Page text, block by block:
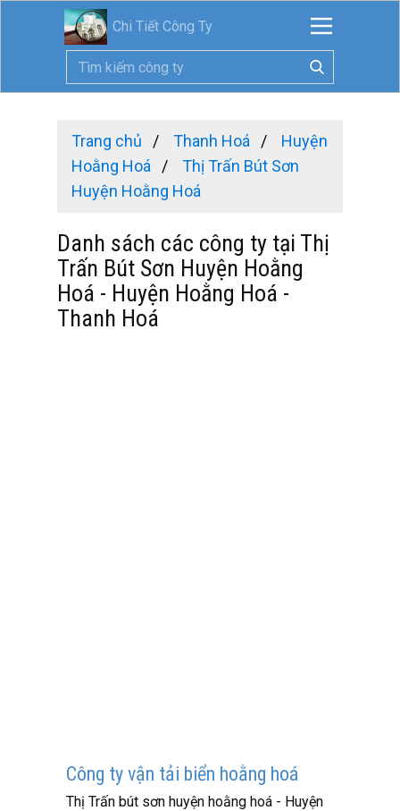
Chi Tiết Công Ty
Trang chủ Thanh Hoá
Huyện
Hoằng Hoá
Thị Trấn Bút Sơn
Huyện Hoằng Hoá
Danh sách các công ty tại Thị
Trấn Bút Sơn Huyện Hoằng
Hoá - Huyện Hoằng Hoá -
Thanh Hoá
Công ty vận tải biển hoằng hoá
Thị Trấn bút sơn huyện hoằng hoá - Huyện